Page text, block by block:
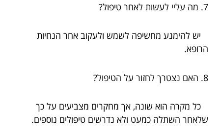
7. מה עליי לעשות לאחר טיפול?
יש להימנע מחשיפה לשמש ולעקוב אחר הנחיות
הרופא.
8. האם נצטרך לחזור על הטיפול?
כל מקרה הוא שונה, אך מחקרים מצביעים על כך
שלאחר השתלה כמעט ולא נדרשים טיפולים נוספים.